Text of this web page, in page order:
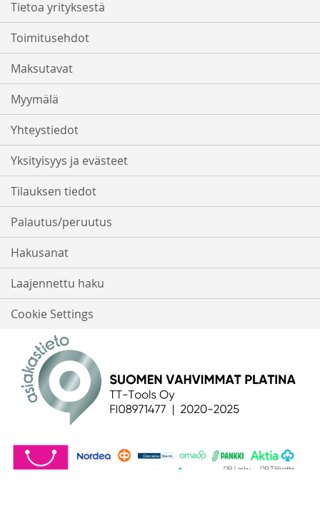
Tietoa yrityksestä
Toimitusehdot
Maksutavat
Myymälä
Yhteystiedot
Yksityisyys ja evästeet
Tilauksen tiedot
Palautus/peruutus
Hakusanat
Laajennettu haku
Cookie Settings